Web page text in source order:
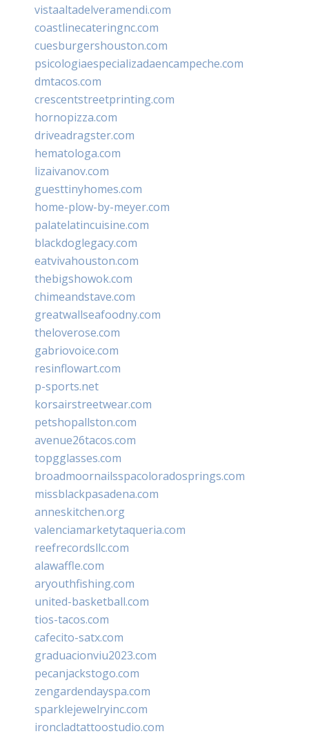
vistaaltadelveramendi.com
coastlinecateringnc.com
cuesburgershouston.com
psicologiaespecializadaencampeche.com
dmtacos.com
crescentstreetprinting.com
hornopizza.com
driveadragster.com
hematologa.com
lizaivanov.com
guesttinyhomes.com
home-plow-by-meyer.com
palatelatincuisine.com
blackdoglegacy.com
eatvivahouston.com
thebigshowok.com
chimeandstave.com
greatwallseafoodny.com
theloverose.com
gabriovoice.com
resinflowart.com
p-sports.net
korsairstreetwear.com
petshopallston.com
avenue26tacos.com
topgglasses.com
broadmoornailsspacoloradosprings.com
missblackpasadena.com
anneskitchen.org
valenciamarketytaqueria.com
reefrecordsllc.com
alawaffle.com
aryouthfishing.com
united-basketball.com
tios-tacos.com
cafecito-satx.com
graduacionviu2023.com
pecanjackstogo.com
zengardendayspa.com
sparklejewelryinc.com
ironcladtattoostudio.com